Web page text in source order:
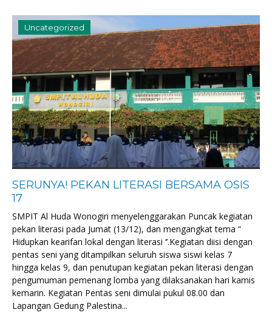
Uncategorized
SERUNYA! PEKAN LITERASI BERSAMA OSIS
17
SMPIT Al Huda Wonogiri menyelenggarakan Puncak kegiatan
pekan literasi pada Jumat (13/12), dan mengangkat tema “
Hidupkan kearifan lokal dengan literasi ‘’.Kegiatan diisi dengan
pentas seni yang ditampilkan seluruh siswa siswi kelas 7
hingga kelas 9, dan penutupan kegiatan pekan literasi dengan
pengumuman pemenang lomba yang dilaksanakan hari kamis
kemarin. Kegiatan Pentas seni dimulai pukul 08.00 dan
Lapangan Gedung Palestina...